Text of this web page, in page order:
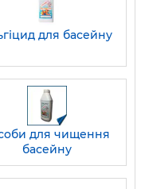
для басейну
для чищення
басейну